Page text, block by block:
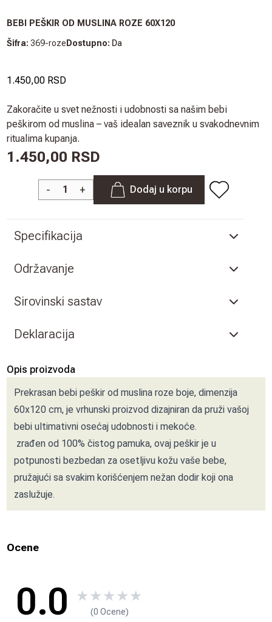
BEBI PEŠKIR OD MUSLINA ROZE 60X120
Šifra: 369-roze Dostupno: Da
1.450,00 RSD
Zakoračite u svet nežnosti i udobnosti sa našim bebi
peškirom od muslina – vaš idealan saveznik u svakodnevnim
ritualima kupanja.
1.450,00 RSD
- + Dodaj u korpu
Specifikacija
Održavanje
Sirovinski sastav
Deklaracija
Opis proizvoda
Prekrasan bebi peškir od muslina roze boje, dimenzija
60x120 cm, je vrhunski proizvod dizajniran da pruži vašoj
bebi ultimativni osećaj udobnosti i mekoće.
zrađen od 100% čistog pamuka, ovaj peškir je u
potpunosti bezbedan za osetljivu kožu vaše bebe,
pružajući sa svakim korišćenjem nežan dodir koji ona
zaslužuje.
Ocene
0.0 ★★★★★
(0 Ocene)